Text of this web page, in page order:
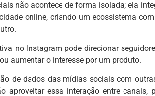
não acontece de forma isolada; ela
online, criando um ecossistema
no Instagram pode direcionar
aumentar o interesse por um produto.
de dados das mídias sociais com
aproveitar essa interação entre